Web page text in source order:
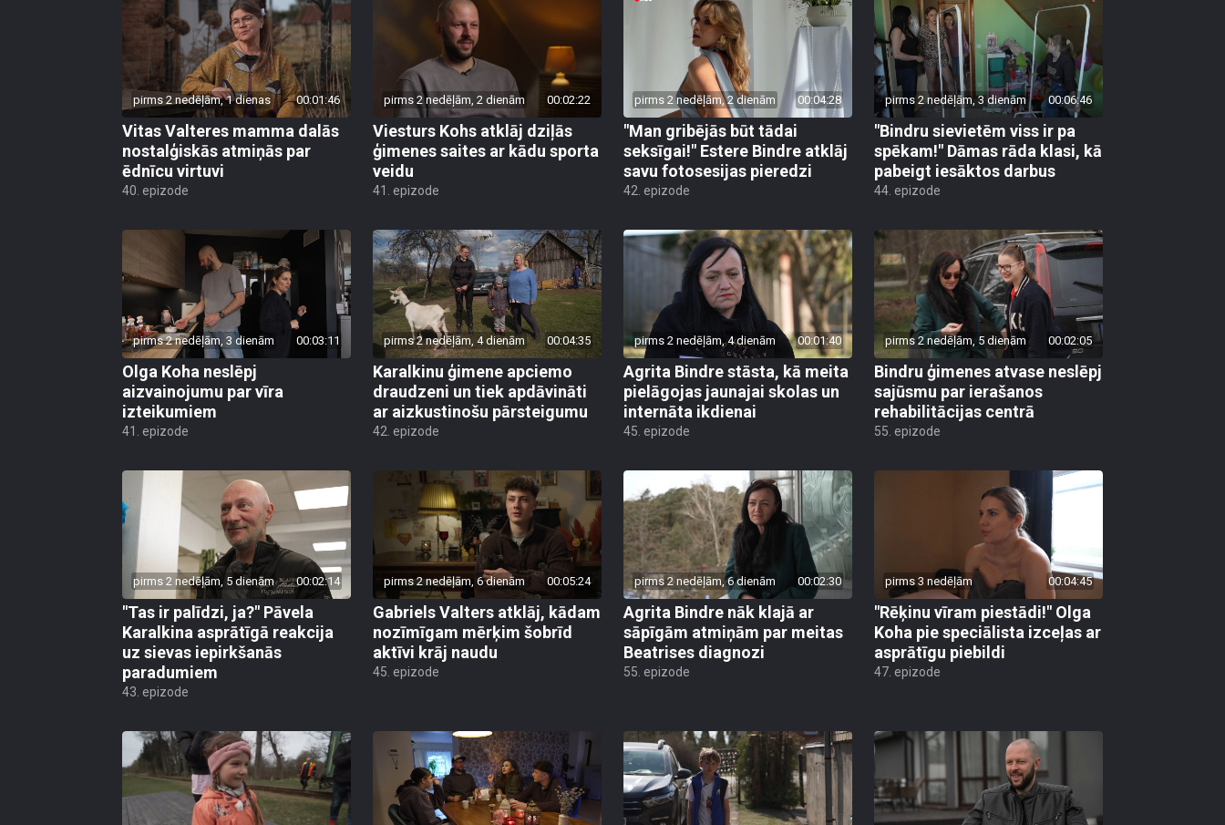
pirms 2 nedēļām, 1 dienas 00:01:46
Vitas Valteres mamma dalās
nostalģiskās atmiņās par
ēdnīcu virtuvi
40. epizode
pirms 2 nedēļām, 2 dienām 00:02:22
Viesturs Kohs atklāj dziļās
ģimenes saites ar kādu sporta
veidu
41. epizode
pirms 2 nedēļām, 2 dienām 00:04:28
"Man gribējās būt tādai
seksīgai!" Estere Bindre atklāj
savu fotosesijas pieredzi
42. epizode
pirms 2 nedēļām, 3 dienām 00:06:46
"Bindru sievietēm viss ir pa
spēkam!" Dāmas rāda klasi, kā
pabeigt iesāktos darbus
44. epizode
pirms 2 nedēļām, 3 dienām 00:03:11
Olga Koha neslēpj
aizvainojumu par vīra
izteikumiem
41. epizode
pirms 2 nedēļām, 4 dienām 00:04:35
Karalkinu ģimene apciemo
draudzeni un tiek apdāvināti
ar aizkustinošu pārsteigumu
42. epizode
pirms 2 nedēļām, 4 dienām 00:01:40
Agrita Bindre stāsta, kā meita
pielāgojas jaunajai skolas un
internāta ikdienai
45. epizode
pirms 2 nedēļām, 5 dienām 00:02:05
Bindru ģimenes atvase neslēpj
sajūsmu par ierašanos
rehabilitācijas centrā
55. epizode
pirms 2 nedēļām, 5 dienām 00:02:14
"Tas ir palīdzi, ja?" Pāvela
Karalkina asprātīgā reakcija
uz sievas iepirkšanās
paradumiem
43. epizode
pirms 2 nedēļām, 6 dienām 00:05:24
Gabriels Valters atklāj, kādam
nozīmīgam mērķim šobrīd
aktīvi krāj naudu
45. epizode
pirms 2 nedēļām, 6 dienām 00:02:30
Agrita Bindre nāk klajā ar
sāpīgām atmiņām par meitas
Beatrises diagnozi
55. epizode
pirms 3 nedēļām 00:04:45
"Rēķinu vīram piestādi!" Olga
Koha pie speciālista izceļas ar
asprātīgu piebildi
47. epizode